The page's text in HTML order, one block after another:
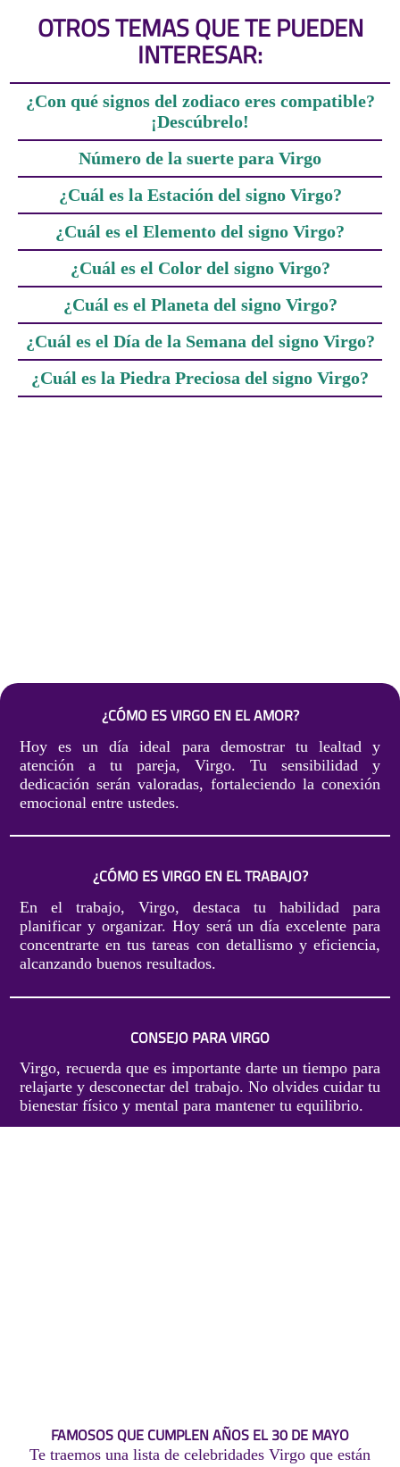
OTROS TEMAS QUE TE PUEDEN
INTERESAR:
¿Con qué signos del zodiaco eres compatible?
¡Descúbrelo!
Número de la suerte para Virgo
¿Cuál es la Estación del signo Virgo?
¿Cuál es el Elemento del signo Virgo?
¿Cuál es el Color del signo Virgo?
¿Cuál es el Planeta del signo Virgo?
¿Cuál es el Día de la Semana del signo Virgo?
¿Cuál es la Piedra Preciosa del signo Virgo?
¿CÓMO ES VIRGO EN EL AMOR?
Hoy es un día ideal para demostrar tu lealtad y
atención a tu pareja, Virgo. Tu sensibilidad y
dedicación serán valoradas, fortaleciendo la conexión
emocional entre ustedes.
¿CÓMO ES VIRGO EN EL TRABAJO?
En el trabajo, Virgo, destaca tu habilidad para
planificar y organizar. Hoy será un día excelente para
concentrarte en tus tareas con detallismo y eficiencia,
alcanzando buenos resultados.
CONSEJO PARA VIRGO
Virgo, recuerda que es importante darte un tiempo para
relajarte y desconectar del trabajo. No olvides cuidar tu
bienestar físico y mental para mantener tu equilibrio.
FAMOSOS QUE CUMPLEN AÑOS EL 30 DE MAYO
Te traemos una lista de celebridades Virgo que están